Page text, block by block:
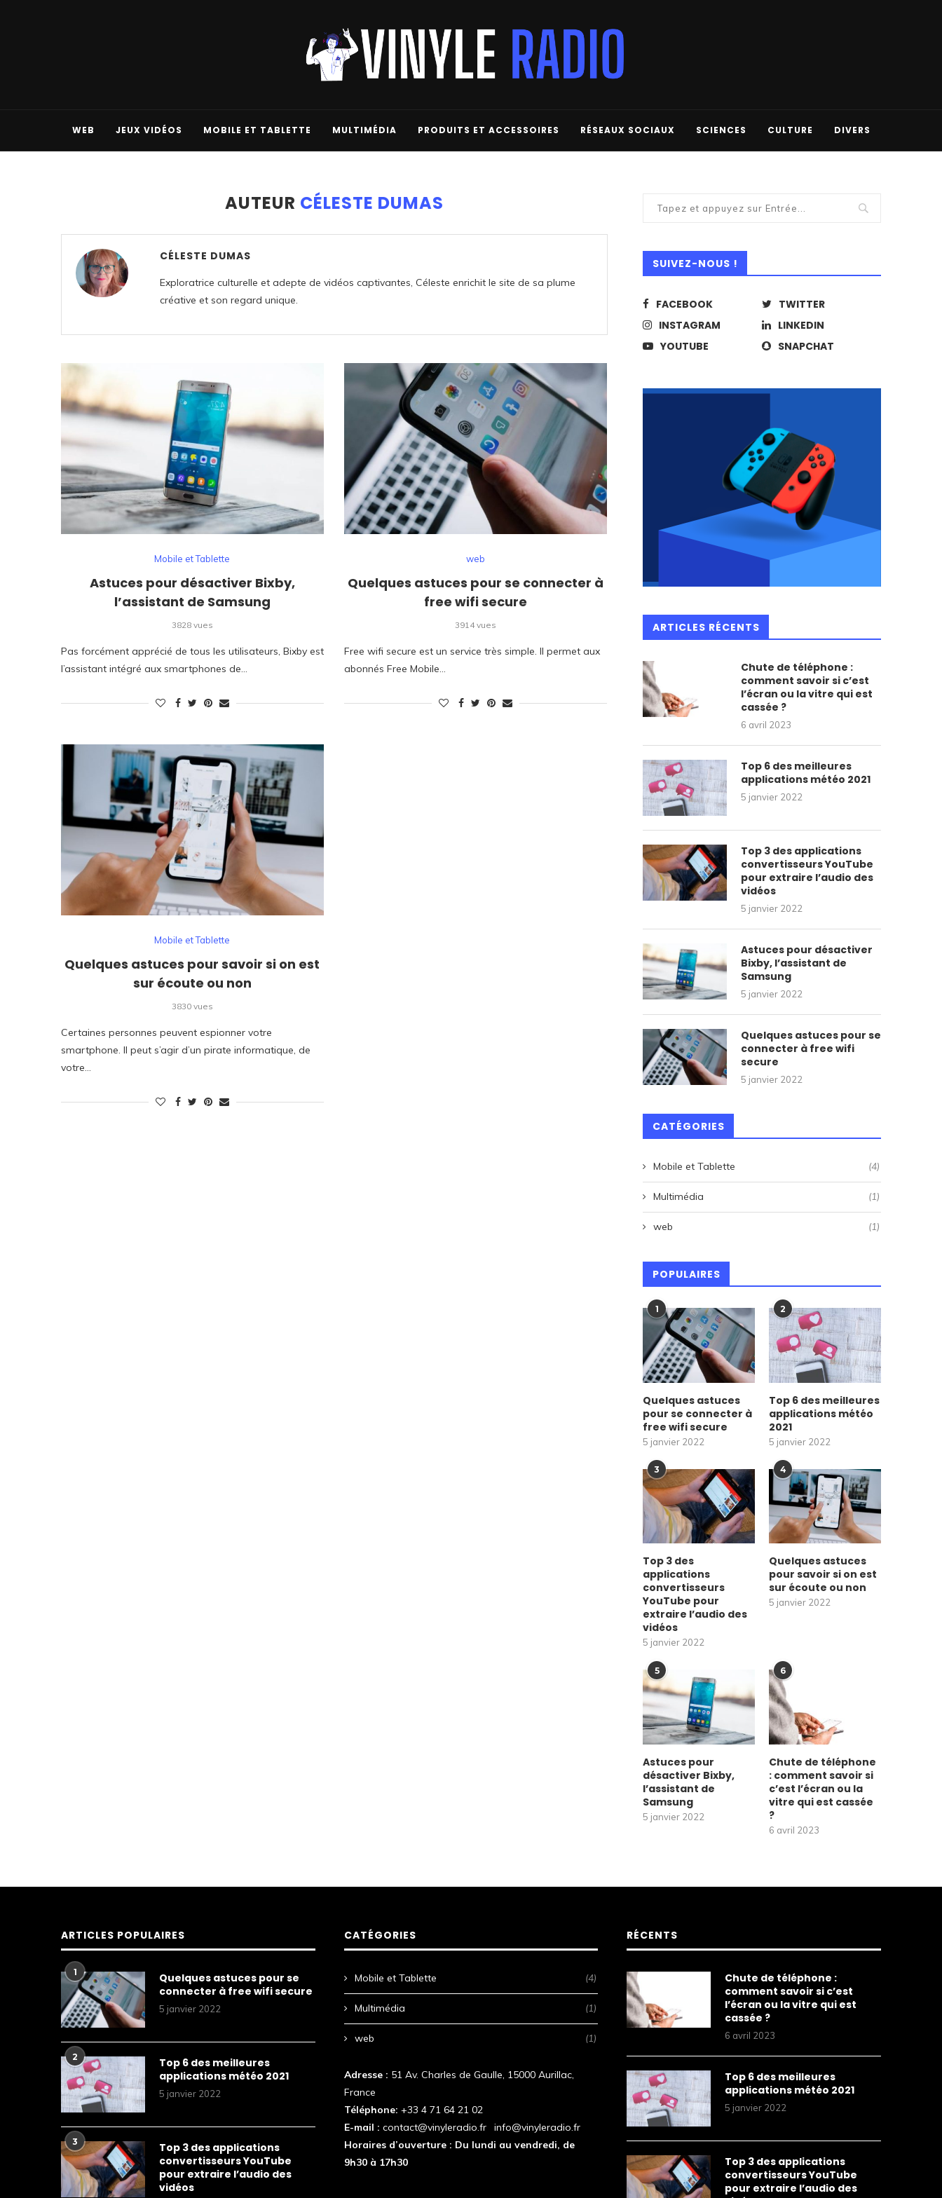
WEB JEUX VIDÉOS MOBILE ET TABLETTE MULTIMÉDIA PRODUITS ET ACCESSOIRES RÉSEAUX SOCIAUX SCIENCES CULTURE DIVERS
AUTEUR CÉLESTE DUMAS
CÉLESTE DUMAS
Exploratrice culturelle et adepte de vidéos captivantes, Céleste enrichit le site de sa plume
créative et son regard unique.
Mobile et Tablette
Astuces pour désactiver Bixby,
l’assistant de Samsung
3828 vues
Pas forcément apprécié de tous les utilisateurs, Bixby est
l’assistant intégré aux smartphones de…
web
Quelques astuces pour se connecter à
free wifi secure
3914 vues
Free wifi secure est un service très simple. Il permet aux
abonnés Free Mobile…
Mobile et Tablette
Quelques astuces pour savoir si on est
sur écoute ou non
3830 vues
Certaines personnes peuvent espionner votre
smartphone. Il peut s’agir d’un pirate informatique, de
votre…
SUIVEZ-NOUS !
FACEBOOK
TWITTER
INSTAGRAM
LINKEDIN
YOUTUBE
SNAPCHAT
ARTICLES RÉCENTS
Chute de téléphone :
comment savoir si c’est
l’écran ou la vitre qui est
cassée ?
6 avril 2023
Top 6 des meilleures
applications météo 2021
5 janvier 2022
Top 3 des applications
convertisseurs YouTube
pour extraire l’audio des
vidéos
5 janvier 2022
Astuces pour désactiver
Bixby, l’assistant de
Samsung
5 janvier 2022
Quelques astuces pour se
connecter à free wifi
secure
5 janvier 2022
CATÉGORIES
Mobile et Tablette (4)
Multimédia (1)
web (1)
POPULAIRES
1
Quelques astuces
pour se connecter à
free wifi secure
5 janvier 2022
2
Top 6 des meilleures
applications météo
2021
5 janvier 2022
3
Top 3 des
applications
convertisseurs
YouTube pour
extraire l’audio des
vidéos
5 janvier 2022
4
Quelques astuces
pour savoir si on est
sur écoute ou non
5 janvier 2022
5
Astuces pour
désactiver Bixby,
l’assistant de
Samsung
5 janvier 2022
6
Chute de téléphone
: comment savoir si
c’est l’écran ou la
vitre qui est cassée
?
6 avril 2023
ARTICLES POPULAIRES
1
Quelques astuces pour se
connecter à free wifi secure
5 janvier 2022
2
Top 6 des meilleures
applications météo 2021
5 janvier 2022
3
Top 3 des applications
convertisseurs YouTube
pour extraire l’audio des
vidéos
CATÉGORIES
Mobile et Tablette (4)
Multimédia (1)
web (1)
Adresse : 51 Av. Charles de Gaulle, 15000 Aurillac,
France
Téléphone: +33 4 71 64 21 02
E-mail : contact@vinyleradio.fr| info@vinyleradio.fr
Horaires d’ouverture : Du lundi au vendredi, de
9h30 à 17h30
RÉCENTS
Chute de téléphone :
comment savoir si c’est
l’écran ou la vitre qui est
cassée ?
6 avril 2023
Top 6 des meilleures
applications météo 2021
5 janvier 2022
Top 3 des applications
convertisseurs YouTube
pour extraire l’audio des